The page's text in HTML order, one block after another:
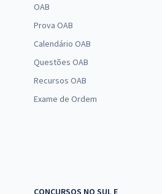
OAB
Prova OAB
Calendário OAB
Questões OAB
Recursos OAB
Exame de Ordem
CONCURSOS NO SUL E